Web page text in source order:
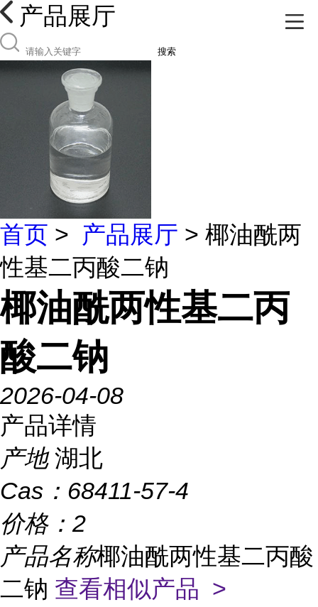
产品展厅
搜索
首页 > 产品展厅 > 椰油酰两
性基二丙酸二钠
椰油酰两性基二丙
酸二钠
2026-04-08
产品详情
产地 湖北
Cas： 68411-57-4
价格： 2
产品名称椰油酰两性基二丙酸
二钠 查看相似产品 >